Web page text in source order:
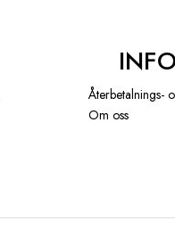
Återbetalnings-
Om oss